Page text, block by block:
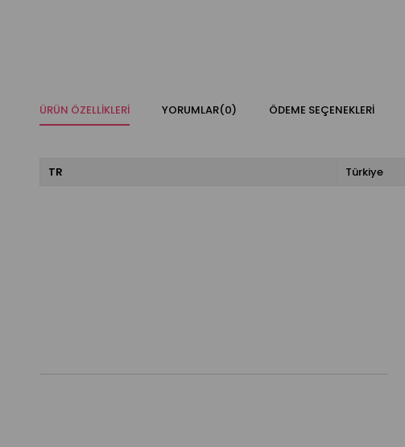
ÜRÜN ÖZELLIKLERI YORUMLAR(0) ÖDEME SEÇENEKLERI
TR Türkiye